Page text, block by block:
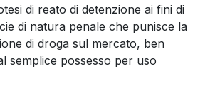
di reato di detenzione ai fini di
di natura penale che punisce la
di droga sul mercato, ben
semplice possesso per uso